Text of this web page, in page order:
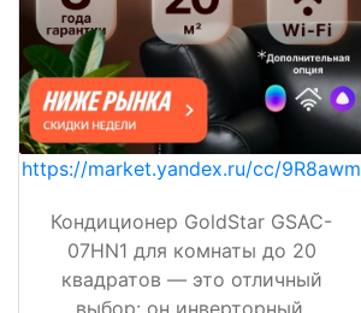
https://market.yandex.ru/cc/9R8awm
Кондиционер GoldStar GSAC-
07HN1 для комнаты до 20
квадратов — это отличный
выбор: он инверторный,